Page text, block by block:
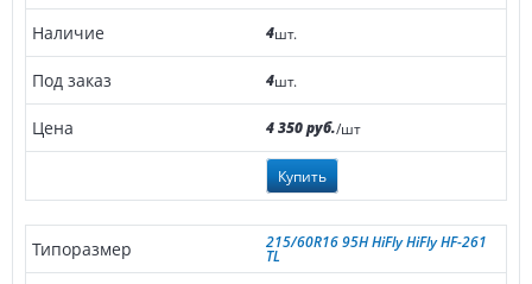
4шт.
4шт.
4 350 руб./шт
Купить
215/60R16 95H HiFly HiFly HF-261
TL